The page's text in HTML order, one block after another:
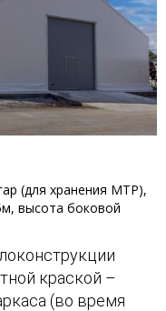
(для хранения МТР),
высота боковой
краской –
(во время